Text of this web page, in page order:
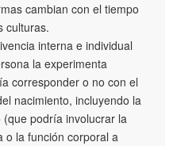
cambian con el tiempo
culturas.
interna e individual
la experimenta
corresponder o no con el
nacimiento, incluyendo la
podría involucrar la
o la función corporal a